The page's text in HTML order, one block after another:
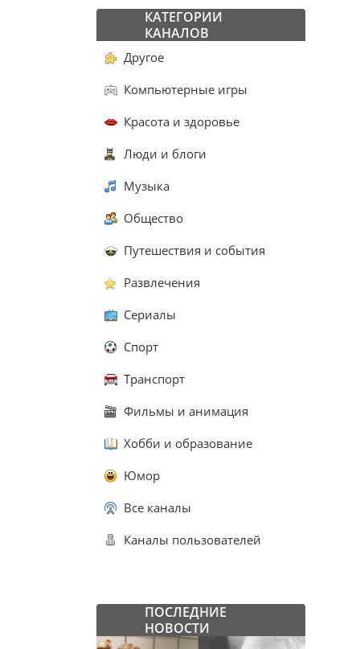
КАТЕГОРИИ
КАНАЛОВ
Другое
Компьютерные игры
Красота и здоровье
Люди и блоги
Музыка
Общество
Путешествия и события
Развлечения
Сериалы
Спорт
Транспорт
Фильмы и анимация
Хобби и образование
Юмор
Все каналы
Каналы пользователей
ПОСЛЕДНИЕ
НОВОСТИ